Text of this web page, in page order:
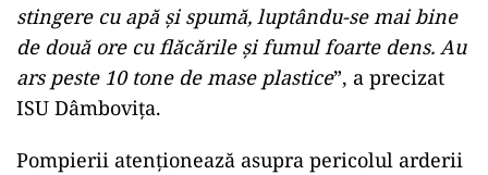
stingere cu apă şi spumă, luptându-se mai bine
de două ore cu flăcările şi fumul foarte dens. Au
ars peste 10 tone de mase plastice”, a precizat
ISU Dâmboviţa.
Pompierii atenţionează asupra pericolul arderii